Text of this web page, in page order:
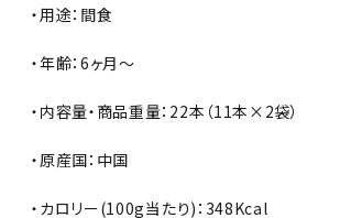
・用途：間食
・年齢：6ヶ月～
・内容量・商品重量：22本（11本×2袋）
・原産国：中国
・カロリー(100g当たり)：348Kcal